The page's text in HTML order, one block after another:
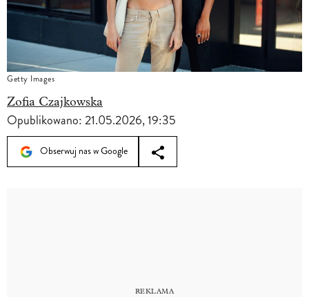
Getty Images
Zofia Czajkowska
Opublikowano:21.05.2026, 19:35
Obserwuj nas w Google